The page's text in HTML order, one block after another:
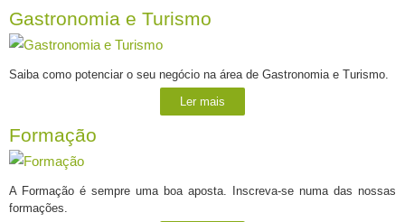
Gastronomia e Turismo
Saiba como potenciar o seu negócio na área de Gastronomia e Turismo.
Ler mais
Formação
A Formação é sempre uma boa aposta. Inscreva-se numa das nossas
formações.